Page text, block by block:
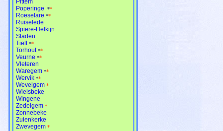
Poperinge
**
Roeselare **
Ruiselede
Spiere-Helkijn
Staden
Tielt **
Torhout **
Veurne **
Vleteren
Waregem **
Wervik **
Wevelgem *
Wielsbeke
Wingene
Zedelgem *
Zonnebeke
Zuienkerke
Zwevegem *